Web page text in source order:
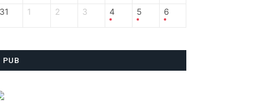
31 1 2 3 4 5 6
PUB